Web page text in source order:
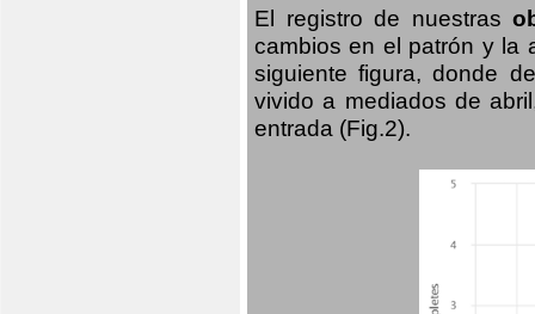
El registro de nuestras
cambios en el patrón y la
siguiente figura, donde
vivido a mediados de
entrada (Fig.2).